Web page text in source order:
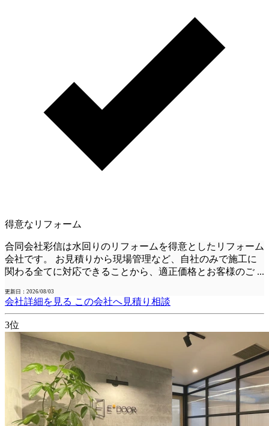
得意なリフォーム
合同会社彩信は水回りのリフォームを得意としたリフォーム
会社です。 お見積りから現場管理など、自社のみで施工に
関わる全てに対応できることから、適正価格とお客様のご ...
更新日：2026/08/03
会社詳細を見る この会社へ見積り相談
3位